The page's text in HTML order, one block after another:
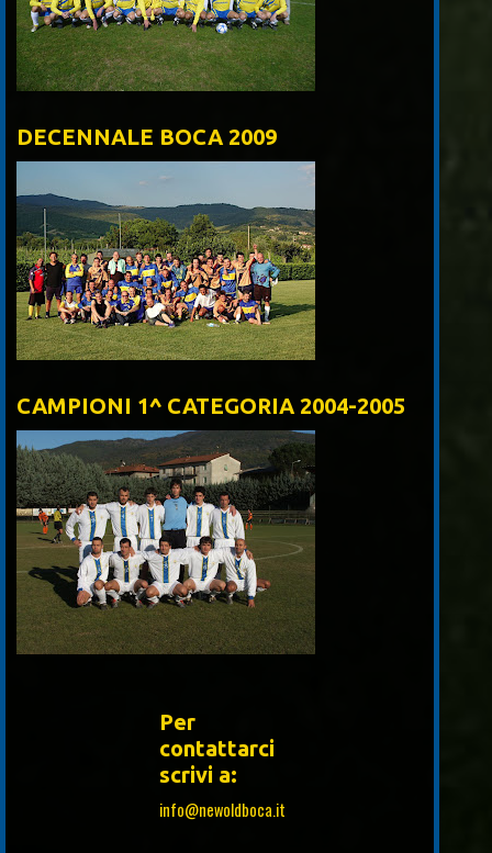
DECENNALE BOCA 2009
CAMPIONI 1^ CATEGORIA 2004-2005
Per
contattarci
scrivi a:
info@newoldboca.it